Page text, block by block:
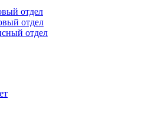
отдел
отдел
отдел